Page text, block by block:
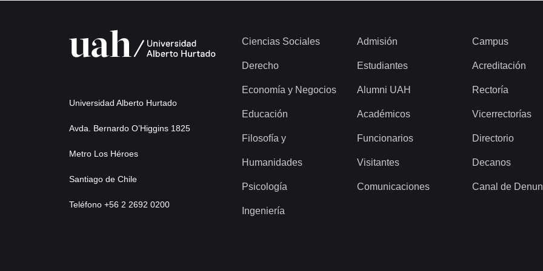
Universidad Alberto Hurtado
Avda. Bernardo O’Higgins 1825
Metro Los Héroes
Santiago de Chile
Teléfono +56 2 2692 0200
Ciencias Sociales
Derecho
Economía y Negocios
Educación
Filosofía y
Humanidades
Psicología
Ingeniería
Admisión
Estudiantes
Alumni UAH
Académicos
Funcionarios
Visitantes
Comunicaciones
Campus
Acreditación
Rectoría
Vicerrectorías
Directorio
Decanos
Canal de